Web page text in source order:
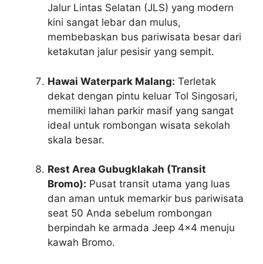
Jalur Lintas Selatan (JLS) yang modern
kini sangat lebar dan mulus,
membebaskan bus pariwisata besar dari
ketakutan jalur pesisir yang sempit.
Hawai Waterpark Malang: Terletak
dekat dengan pintu keluar Tol Singosari,
memiliki lahan parkir masif yang sangat
ideal untuk rombongan wisata sekolah
skala besar.
Rest Area Gubugklakah (Transit
Bromo): Pusat transit utama yang luas
dan aman untuk memarkir bus pariwisata
seat 50 Anda sebelum rombongan
berpindah ke armada Jeep 4×4 menuju
kawah Bromo.